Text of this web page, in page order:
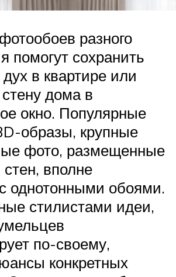
разного
помогут сохранить
в квартире или
дома в
окно. Популярные
образы, крупные
фото, размещенные
вполне
однотонными обоями.
стилистами идеи,
по-своему,
конкретных